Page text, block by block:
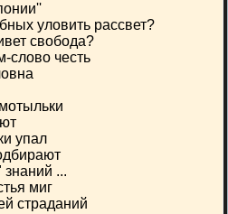
уловить рассвет?
свобода?
слово честь
упал
...
миг
страданий